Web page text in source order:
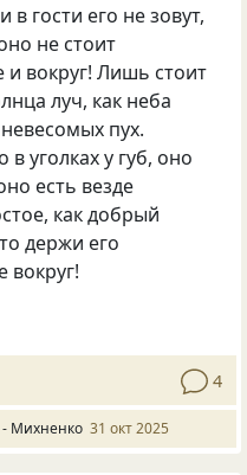
гости его не зовут,
не стоит
и вокруг! Лишь стоит
луч, как неба
пух.
уголках у губ, оно
есть везде
как добрый
держи его
вокруг!
4
- Михненко 31 окт 2025